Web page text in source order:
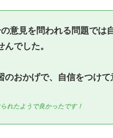
意見を問われる問題では
んでした。
のおかげで、自信をつけて
れたようで良かったです！